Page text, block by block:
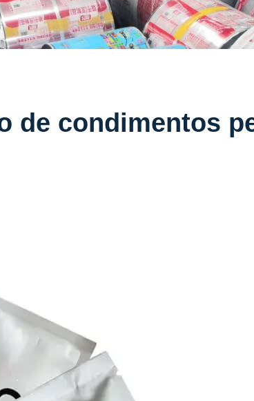
de condimentos